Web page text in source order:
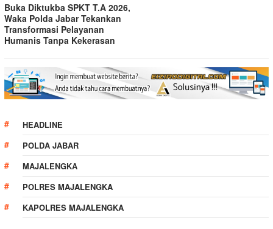
Buka Diktukba SPKT T.A 2026,
Waka Polda Jabar Tekankan
Transformasi Pelayanan
Humanis Tanpa Kekerasan
HEADLINE
POLDA JABAR
MAJALENGKA
POLRES MAJALENGKA
KAPOLRES MAJALENGKA